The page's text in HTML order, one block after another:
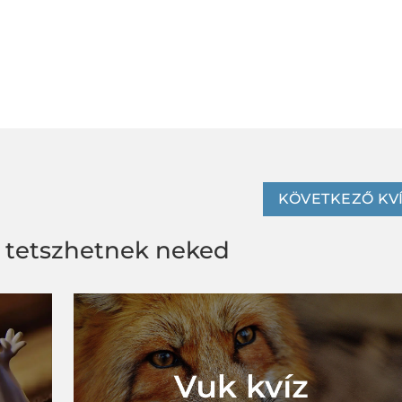
KÖVETKEZŐ
tetszhetnek neked